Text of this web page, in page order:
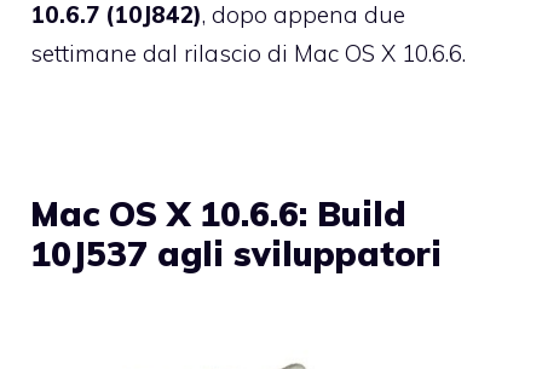
10.6.7 (10J842), dopo appena due
settimane dal rilascio di Mac OS X 10.6.6.
Mac OS X 10.6.6: Build
10J537 agli sviluppatori